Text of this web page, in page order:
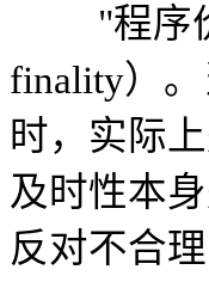
"程序价
finality）
时，实际
及时性本
反对不合